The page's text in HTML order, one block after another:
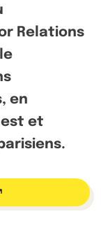
Relations
en
et